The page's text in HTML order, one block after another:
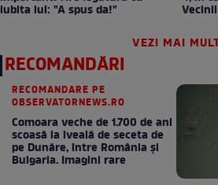
iubita lui: "A spus da!"
VEZI MAI
RECOMANDĂRI
RECOMANDARE PE
OBSERVATORNEWS.RO
Comoara veche de 1.700 de ani
scoasă la iveală de seceta de
pe Dunăre, între România şi
Bulgaria. Imagini rare